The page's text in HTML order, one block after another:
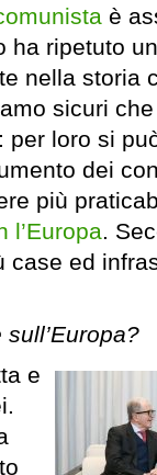
è
ha ripetuto
nella storia
sicuri
loro si
dei
più
l’Europa.
case ed
e